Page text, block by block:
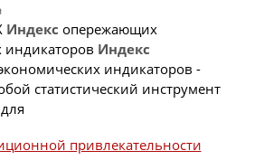
Индекс опережающих
индикаторов Индекс
индикаторов -
статистический инструмент
привлекательности